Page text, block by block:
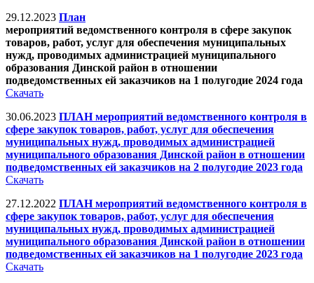
29.12.2023 План
мероприятий ведомственного контроля в сфере закупок
товаров, работ, услуг для обеспечения муниципальных
нужд, проводимых администрацией муниципального
образования Динской район в отношении
подведомственных ей заказчиков на 1 полугодие 2024 года
Скачать
30.06.2023 ПЛАН мероприятий ведомственного контроля в
сфере закупок товаров, работ, услуг для обеспечения
муниципальных нужд, проводимых администрацией
муниципального образования Динской район в отношении
подведомственных ей заказчиков на 2 полугодие 2023 года
Скачать
27.12.2022 ПЛАН мероприятий ведомственного контроля в
сфере закупок товаров, работ, услуг для обеспечения
муниципальных нужд, проводимых администрацией
муниципального образования Динской район в отношении
подведомственных ей заказчиков на 1 полугодие 2023 года
Скачать